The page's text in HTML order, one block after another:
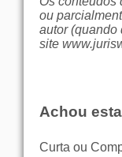
ou
autor (quando
site
Achou
Curta ou